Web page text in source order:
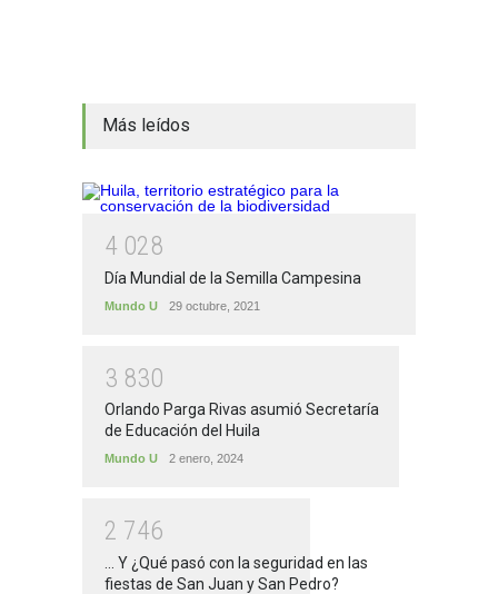
Más leídos
4 028
Día Mundial de la Semilla Campesina
Mundo U 29 octubre, 2021
3 830
Orlando Parga Rivas asumió Secretaría
de Educación del Huila
Mundo U 2 enero, 2024
2 746
... Y ¿Qué pasó con la seguridad en las
fiestas de San Juan y San Pedro?